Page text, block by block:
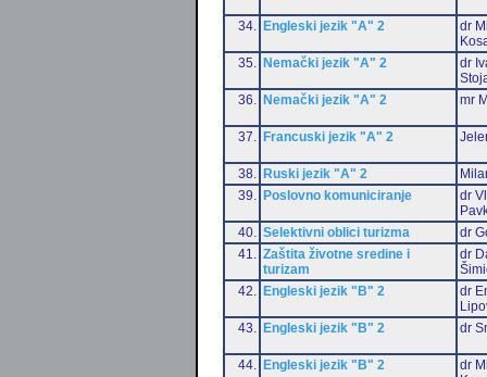
34. Engleski jezik "A" 2
dr
35.
Nemački jezik "A" 2
dr
36.
Nemački jezik "A" 2 mr
37. Francuski jezik "A" 2
38. Ruski jezik "A" 2
39.
Poslovno komuniciranje
dr
40.
Selektivni oblici turizma
dr
41.
Zaštita životne sredine i
turizam
dr
42.
Engleski jezik "B" 2
dr
43.
Engleski jezik "B" 2 dr
44. Engleski jezik "B" 2
dr